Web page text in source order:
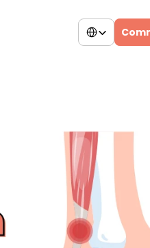
Select Language